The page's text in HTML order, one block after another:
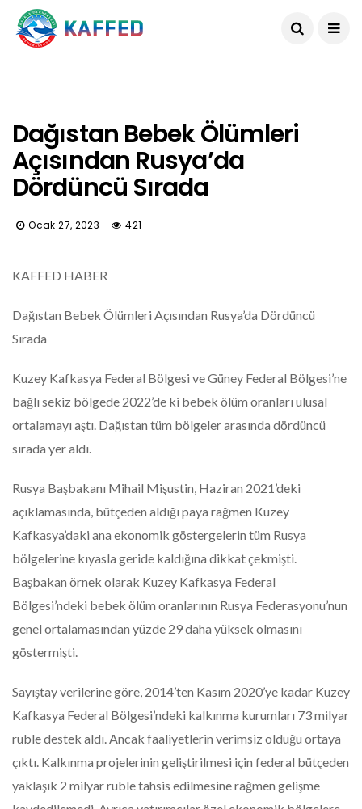
Dağıstan Bebek Ölümleri
Açısından Rusya’da
Dördüncü Sırada
Ocak 27, 2023 421
KAFFED HABER
Dağıstan Bebek Ölümleri Açısından Rusya’da Dördüncü
Sırada
Kuzey Kafkasya Federal Bölgesi ve Güney Federal Bölgesi’ne
bağlı sekiz bölgede 2022’de ki bebek ölüm oranları ulusal
ortalamayı aştı. Dağıstan tüm bölgeler arasında dördüncü
sırada yer aldı.
Rusya Başbakanı Mihail Mişustin, Haziran 2021’deki
açıklamasında, bütçeden aldığı paya rağmen Kuzey
Kafkasya’daki ana ekonomik göstergelerin tüm Rusya
bölgelerine kıyasla geride kaldığına dikkat çekmişti.
Başbakan örnek olarak Kuzey Kafkasya Federal
Bölgesi’ndeki bebek ölüm oranlarının Rusya Federasyonu’nun
genel ortalamasından yüzde 29 daha yüksek olmasını
göstermişti.
Sayıştay verilerine göre, 2014’ten Kasım 2020’ye kadar Kuzey
Kafkasya Federal Bölgesi’ndeki kalkınma kurumları 73 milyar
ruble destek aldı. Ancak faaliyetlerin verimsiz olduğu ortaya
çıktı. Kalkınma projelerinin geliştirilmesi için federal bütçeden
yaklaşık 2 milyar ruble tahsis edilmesine rağmen gelişme